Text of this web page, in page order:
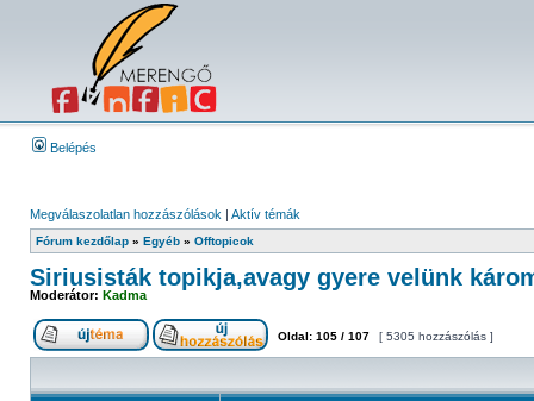
Belépés
Megválaszolatlan hozzászólások | Aktív témák
Fórum kezdőlap » Egyéb » Offtopicok
Siriusisták topikja,avagy gyere velünk
Moderátor: Kadma
Oldal: 105 / 107 [ 5305 hozzászólás ]